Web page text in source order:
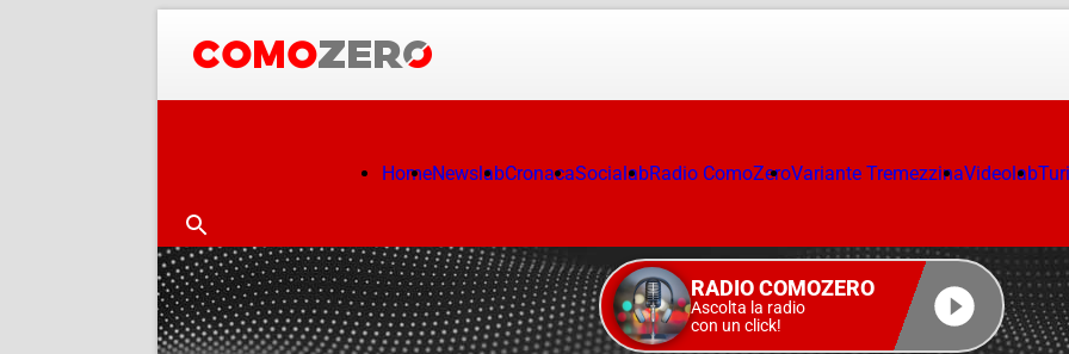
HomeNewslabCronacaSocialabRadio ComoZeroVariante TremezzinaVideolab
RADIO COMOZERO
Ascolta la radio
con un click!